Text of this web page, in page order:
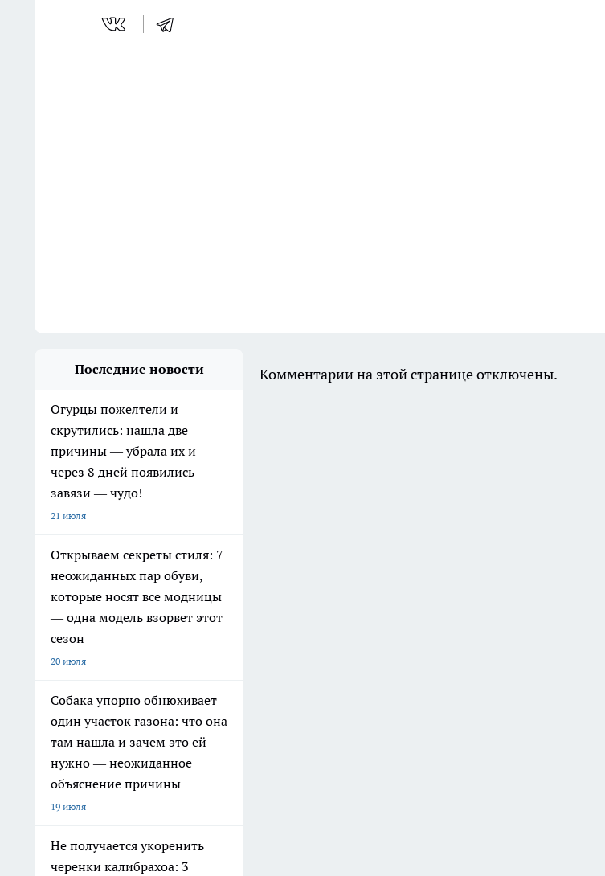
Последние новости
Огурцы пожелтели и
скрутились: нашла две
причины — убрала их и
через 8 дней появились
завязи — чудо!
21 июля
Открываем секреты стиля: 7
неожиданных пар обуви,
которые носят все модницы
— одна модель взорвет этот
сезон
20 июля
Собака упорно обнюхивает
один участок газона: что она
там нашла и зачем это ей
нужно — неожиданное
объяснение причины
19 июля
Не получается укоренить
черенки калибрахоа: 3
Комментарии на этой странице отключены.